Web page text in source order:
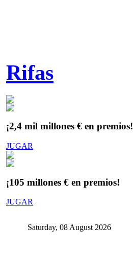
Rifas
¡2,4 mil millones € en premios!
JUGAR
¡105 millones € en premios!
JUGAR
Saturday, 08 August 2026